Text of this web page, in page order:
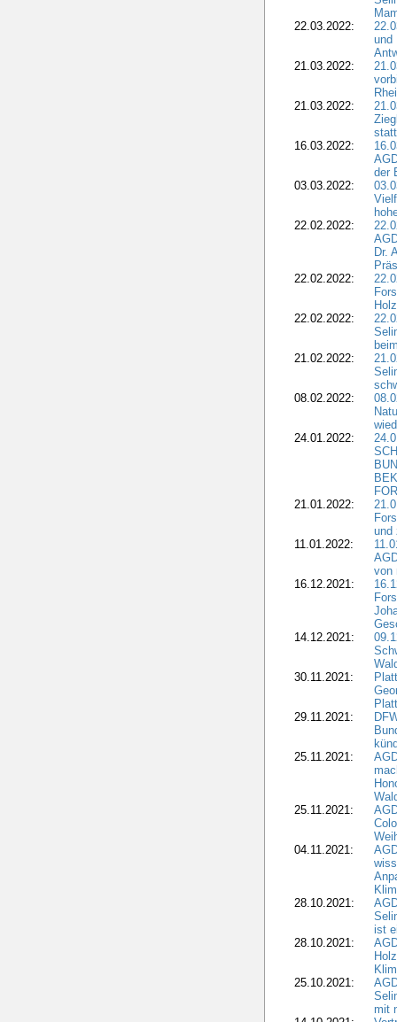
22.03.2022:
und
21.03.2022:
21.03.2022:
16.03.2022:
der
03.03.2022:
22.02.2022:
Dr.
22.02.2022:
22.02.2022:
21.02.2022:
08.02.2022:
24.01.2022:
21.01.2022:
und
11.01.2022:
von
16.12.2021:
14.12.2021:
30.11.2021:
29.11.2021:
25.11.2021:
25.11.2021:
04.11.2021:
28.10.2021:
ist
28.10.2021:
25.10.2021:
mit